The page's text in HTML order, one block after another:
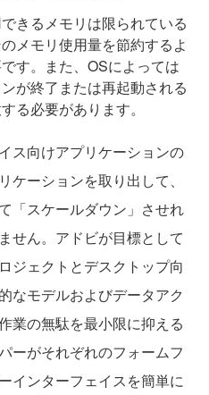
きるメモリは限られている
メモリ使用量を節約するよ
す。また、OSによっては
が終了または再起動される
る必要があります。
ス向けアプリケーションの
ケーションを取り出して、
「スケールダウン」させれ
せん。アドビが目標として
ジェクトとデスクトップ向
なモデルおよびデータアク
業の無駄を最小限に抑える
ーがそれぞれのフォームフ
インターフェイスを簡単に